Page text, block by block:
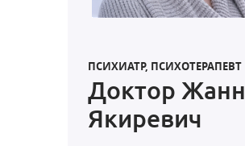
ПСИХИАТР, ПСИХОТЕРАПЕВТ
Доктор
Якиревич